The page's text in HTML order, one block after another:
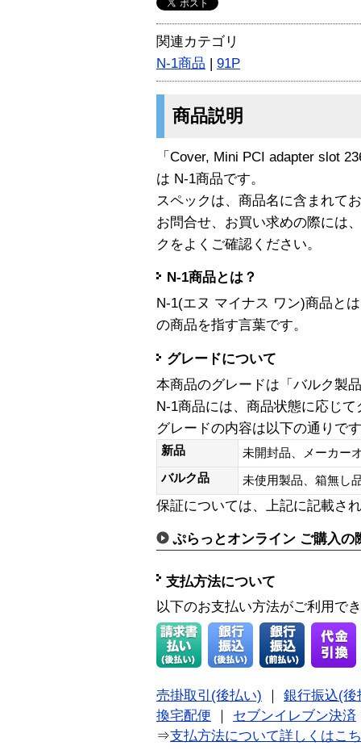
関連カテゴリ
N-1商品 | 91P
商品説明
「Cover, Mini PCI adapter slot
は N-1商品です。
スペックは、商品名に含まれて
お問合せ、お買い求めの際には
クをよくご確認ください。
N-1商品とは？
N-1(エヌ マイナス ワン)商品と
の商品を指す言葉です。
グレードについて
本商品のグレードは「バルク製
N-1商品には、商品状態に応じ
グレードの内容は以下の通りで
新品
未開封品、メーカー
バルク品
未使用製品、箱無
保証については、上記に記載さ
ぷらっとオンライン ご購入の
支払方法について
以下のお支払い方法がご利用で
売掛取引(後払い)
銀行振込(後
換宅配便
セブンイレブン決済
⇒支払方法について詳しくはこ